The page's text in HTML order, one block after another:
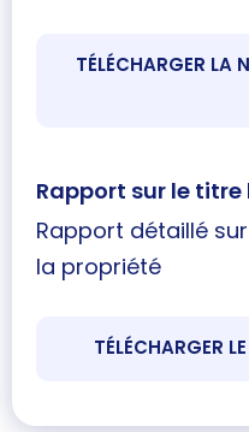
TÉLÉCHARGER LA
Rapport sur le titre
Rapport détaillé
la propriété
TÉLÉCHARGER